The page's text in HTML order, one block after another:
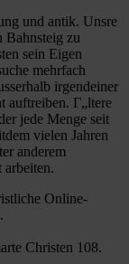
und antik. Unsre
Bahnsteig zu
sein Eigen
mehrfach
irgendeiner
auftreiben. Г„ltere
jede Menge seit
vielen Jahren
anderem
arbeiten.
Online-
Christen 108.